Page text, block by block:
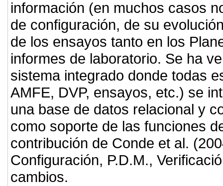
información (en muchos casos
de configuración, de su
de los ensayos tanto en los
informes de laboratorio. Se ha
sistema integrado donde todas
AMFE, DVP, ensayos, etc.) se
una base de datos relacional y
como soporte de las funciones
contribución de Conde et al.
Configuración, P.D.M.,
cambios.